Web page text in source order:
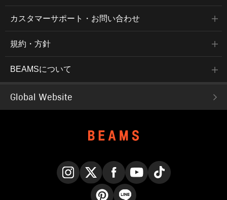
カスタマーサポート・お問い合わせ
規約・方針
BEAMSについて
Global Website